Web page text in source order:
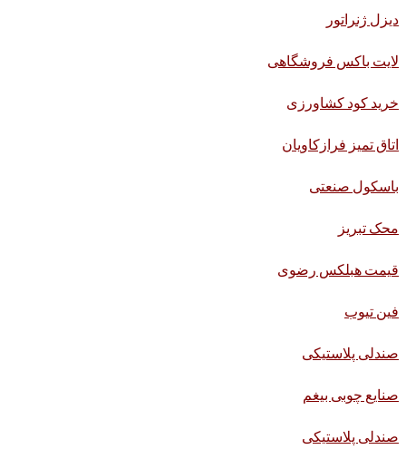
دیزل ژنراتور
لایت باکس فروشگاهی
خرید کود کشاورزی
اتاق تمیز فرازکاویان
باسکول صنعتی
محک تبریز
قیمت هبلکس رضوی
فین تیوب
صندلی پلاستیکی
صنایع چوبی بیغم
صندلی پلاستیکی